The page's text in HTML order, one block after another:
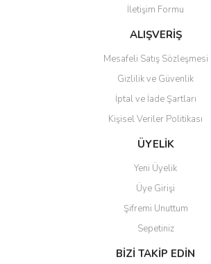
Ürün fiyatı diğer sitelerden daha pahalı.
Bu ürüne benzer farklı alternatifler olmalı.
Gönder
İletişim Formu
ALIŞVERİŞ
Mesafeli Satış Sözleşmesi
Gizlilik ve Güvenlik
İptal ve İade Şartları
Kişisel Veriler Politikası
ÜYELİK
Yeni Üyelik
Üye Girişi
Şifremi Unuttum
Sepetiniz
BİZİ TAKİP EDİN